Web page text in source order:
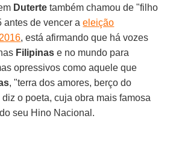
Duterte também chamou de "filho
antes de vencer aeleição
, está afirmando que há vozes
Filipinas e no mundo para
opressivos como aquele que
, "terra dos amores, berço do
o poeta, cuja obra mais famosa
seu Hino Nacional.